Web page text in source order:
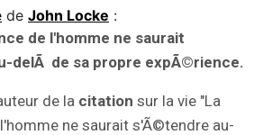
de John Locke :
de l'homme ne saurait
delÃ de sa propre expÃ©rience.
de la citation sur la vie "La
ne saurait s'Ã©tendre au-